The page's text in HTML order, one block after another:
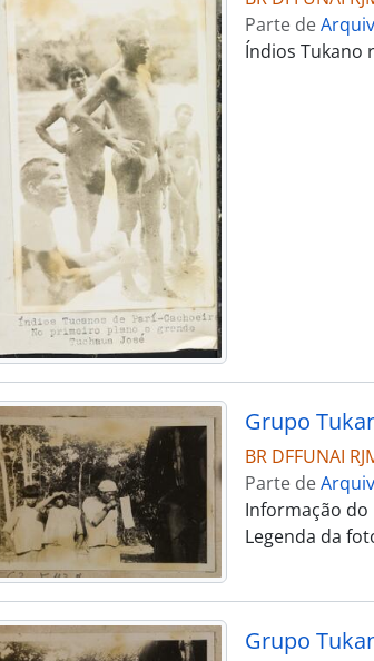
Parte de
Índios Tukano
Grupo
BR DFFUNAI
Parte de
Informação do
Legenda da
Grupo